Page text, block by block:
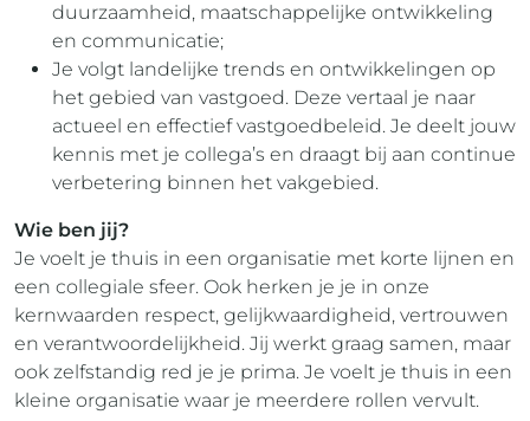
duurzaamheid, maatschappelijke ontwikkeling
en communicatie;
Je volgt landelijke trends en ontwikkelingen op
het gebied van vastgoed. Deze vertaal je naar
actueel en effectief vastgoedbeleid. Je deelt jouw
kennis met je collega’s en draagt bij aan continue
verbetering binnen het vakgebied.
Wie ben jij?
Je voelt je thuis in een organisatie met korte lijnen en
een collegiale sfeer. Ook herken je je in onze
kernwaarden respect, gelijkwaardigheid, vertrouwen
en verantwoordelijkheid. Jij werkt graag samen, maar
ook zelfstandig red je je prima. Je voelt je thuis in een
kleine organisatie waar je meerdere rollen vervult.